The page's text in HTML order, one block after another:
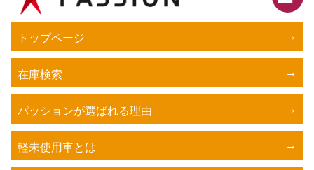
トップページ
在庫検索
パッションが選ばれる理由
軽未使用車とは